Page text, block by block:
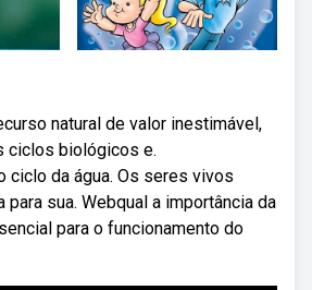
natural de valor inestimável,
ciclos biológicos e.
ciclo da água. Os seres vivos
para sua. Webqual a importância da
para o funcionamento do